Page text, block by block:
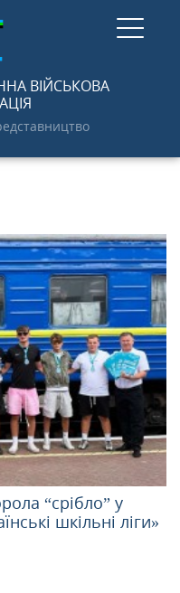
ВІЙСЬКОВА
“срібло” у
шкільні ліги»